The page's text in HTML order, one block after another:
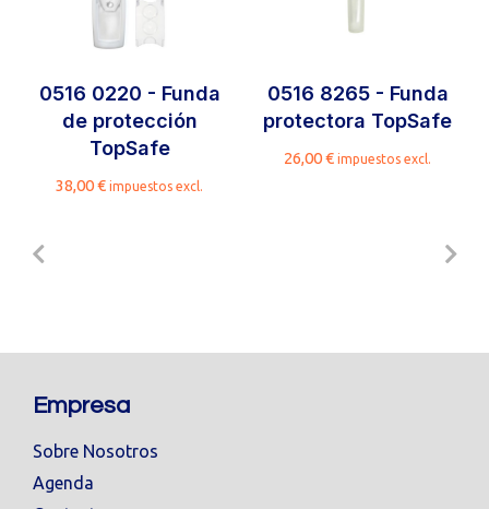
0516 0220 - Funda
de protección
TopSafe
38,00€ impuestos excl.
0516 8265 - Funda
protectora TopSafe
26,00€ impuestos excl.
Empresa
Sobre Nosotros
Agenda